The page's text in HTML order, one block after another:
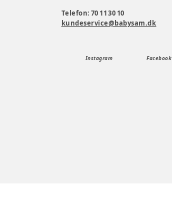
Telefon: 70 11 30 10
kundeservice@babysam.dk
Instagram Facebook